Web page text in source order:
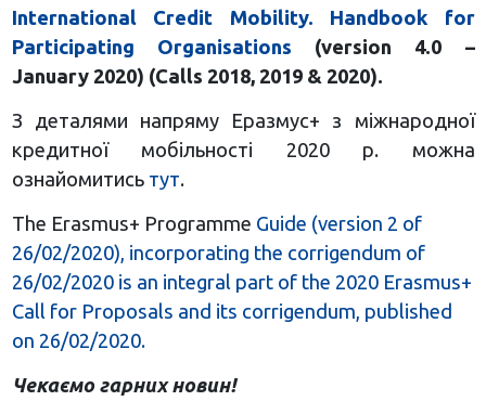
International Credit Mobility. Handbook for
Participating Organisations (version 4.0 –
January 2020) (Calls 2018, 2019 & 2020).
З деталями напряму Еразмус+ з міжнародної
кредитної мобільності 2020 р. можна
ознайомитись тут.
The Erasmus+ Programme Guide (version 2 of
26/02/2020), incorporating the corrigendum of
26/02/2020 is an integral part of the 2020 Erasmus+
Call for Proposals and its corrigendum, published
on 26/02/2020.
Чекаємо гарних новин!